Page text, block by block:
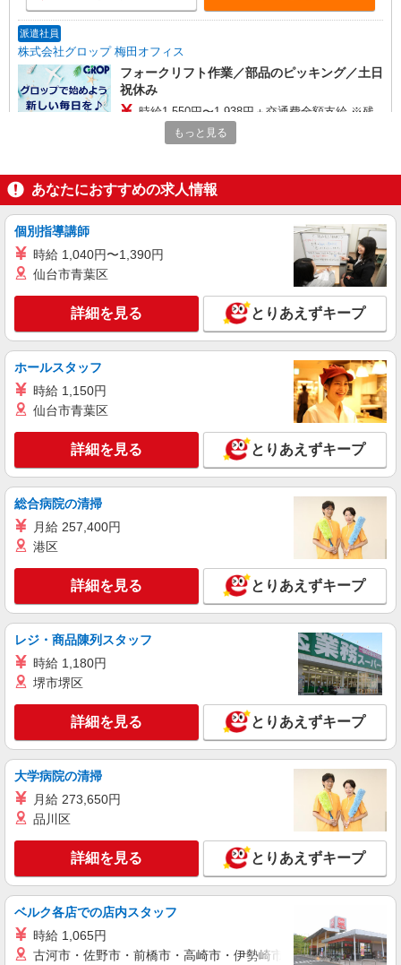
派遣社員
株式会社グロップ 梅田オフィス
フォークリフト作業／部品のピッキング／土日
祝休み
時給1,550円〜1,938円＋交通費全額支給 ※残
業発生時は時給25％アップ ※交通費支給規定あり
※給与の希望日払い制度あり ＜月収例＞＊月22日
＋残業代＋交通費
キープ 詳細を見る
派遣社員
株式会社グロップ 梅田オフィス
フォークリフト作業／夜勤専属／土日休み
時給1,550円〜1,938円＋交通費全額支給 ※残
業発生時は時給25％アップ ※交通費支給規定あり
※給与の希望日払い制度あり ＜月収例＞＊月22日
キープ 詳細を見る
派遣社員
株式会社クラスター
フォークリフト作業スタッフ
時給：1４00円＋交通費全額支給 【収入例】
月21日8時間実働にて勤務した場合・・・235200
円
住宅や店舗、オフィスの床材（カーペット・シ
ート）の 物流センター （兵庫県伊丹市東有岡）
詳細を見る
派遣社員
株式会社日本ワークプレイス関西/283
円×20日＝23万3,600円 残業が月に20時間だった場
合、上記に残業代をプラスして ＼＼合計27万円以
上可能／／ 別途 交通費全額支給
兵庫県伊丹市
キープ 詳細を見る
派遣社員
株式会社日本ワークプレイス関西/271
フォークリフト業務
時給1,550円 月収例： 1550円×7時間30分＝
11,625円×20日＝23万2,500円 別途 交通費全額支
給 兵庫県伊丹市
キープ 詳細を見る
もっと見る
あなたにおすすめの求人情報
個別指導講師
時給 1,040円〜1,390円
仙台市青葉区
詳細を見る とりあえずキープ
ホールスタッフ
時給 1,150円
仙台市青葉区
詳細を見る とりあえずキープ
総合病院の清掃
月給 257,400円
港区
詳細を見る とりあえずキープ
レジ・商品陳列スタッフ
時給 1,180円
堺市堺区
詳細を見る とりあえずキープ
大学病院の清掃
月給 273,650円
品川区
詳細を見る とりあえずキープ
ベルク各店での店内スタッフ
時給 1,065円
古河市・佐野市・前橋市・高崎市・伊勢崎市・太田市・館林市